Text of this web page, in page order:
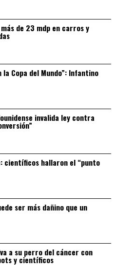
de 23 mdp en carros y
Copa del Mundo”: Infantino
invalida ley contra
científicos hallaron el “punto
ser más dañino que un
a su perro del cáncer con
y científicos